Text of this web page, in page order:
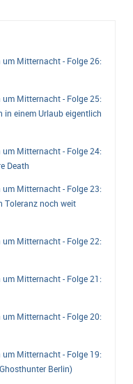
um Mitternacht - Folge 26:
um Mitternacht - Folge 25:
in einem Urlaub eigentlich
um Mitternacht - Folge 24:
Death
um Mitternacht - Folge 23:
Toleranz noch weit
um Mitternacht - Folge 22:
um Mitternacht - Folge 21:
um Mitternacht - Folge 20:
um Mitternacht - Folge 19:
Berlin)